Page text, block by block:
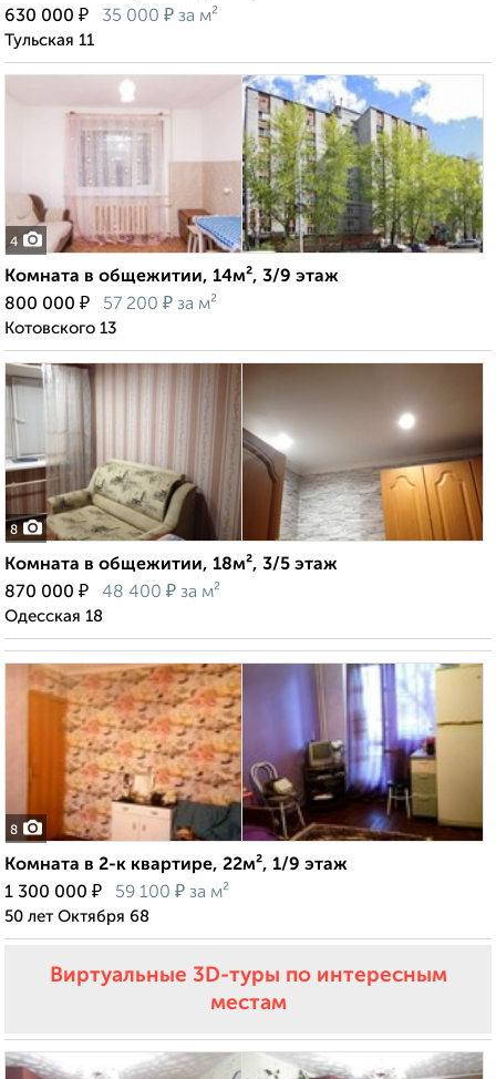
630 000 ₽ 35 000 ₽ за м²
Тульская 11
4
Комната в общежитии, 14м², 3/9 этаж
800 000 ₽ 57 200 ₽ за м²
Котовского 13
8
Комната в общежитии, 18м², 3/5 этаж
870 000 ₽ 48 400 ₽ за м²
Одесская 18
8
Комната в 2-к квартире, 22м², 1/9 этаж
1 300 000 ₽ 59 100 ₽ за м²
50 лет Октября 68
Виртуальные 3D-туры по интересным
местам